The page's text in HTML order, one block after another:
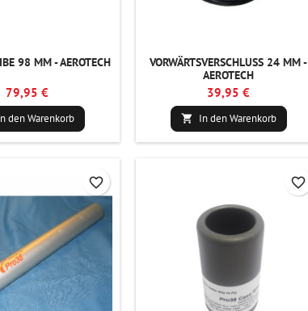
98 MM - AEROTECH
79,95 €
den Warenkorb
VORWÄRTSVERSCHLUSS 24 MM -
AEROTECH
39,95 €
 In den Warenkorb
favorite_border favorite_border